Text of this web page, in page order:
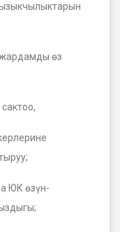
өз
ЮК өзүн-